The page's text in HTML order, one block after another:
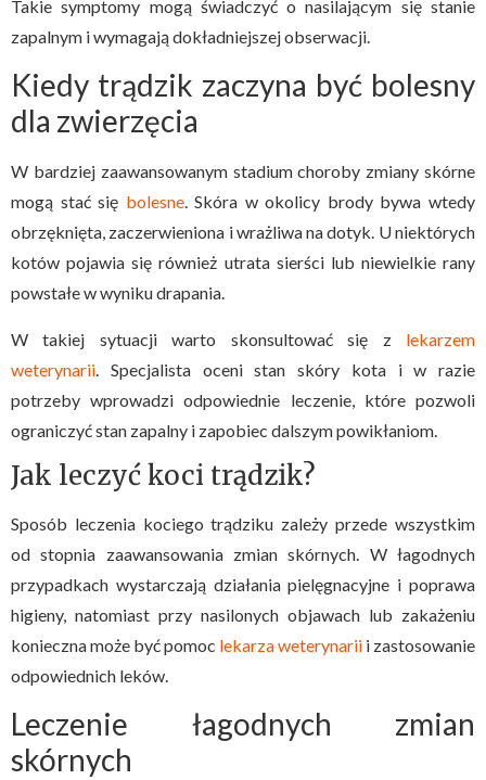
Takie symptomy mogą świadczyć o nasilającym się stanie
zapalnym i wymagają dokładniejszej obserwacji.
Kiedy trądzik zaczyna być bolesny
dla zwierzęcia
W bardziej zaawansowanym stadium choroby zmiany skórne
mogą stać się bolesne. Skóra w okolicy brody bywa wtedy
obrzęknięta, zaczerwieniona i wrażliwa na dotyk. U niektórych
kotów pojawia się również utrata sierści lub niewielkie rany
powstałe w wyniku drapania.
W takiej sytuacji warto skonsultować się z lekarzem
weterynarii . Specjalista oceni stan skóry kota i w razie
potrzeby wprowadzi odpowiednie leczenie, które pozwoli
ograniczyć stan zapalny i zapobiec dalszym powikłaniom.
Jak leczyć koci trądzik?
Sposób leczenia kociego trądziku zależy przede wszystkim
od stopnia zaawansowania zmian skórnych. W łagodnych
przypadkach wystarczają działania pielęgnacyjne i poprawa
higieny, natomiast przy nasilonych objawach lub zakażeniu
konieczna może być pomoc lekarza weterynarii i zastosowanie
odpowiednich leków.
Leczenie łagodnych zmian
skórnych